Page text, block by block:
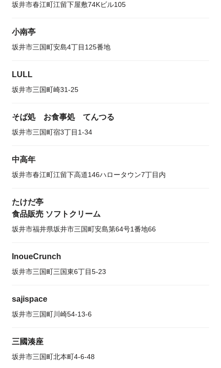
坂井市春江町江留下屋敷74Kビル105
小南亭
坂井市三国町安島4丁目125番地
LULL
坂井市三国町崎31-25
そば処 お食事処 てんつる
坂井市三国町宿3丁目1-34
中高年
坂井市春江町江留下高道146ハロータウン7丁目内
たけだ亭
食品販売 ソフトクリーム
坂井市福井県坂井市三国町安島第64号1番地66
InoueCrunch
坂井市三国町三国東6丁目5-23
sajispace
坂井市三国町川崎54-13-6
三國湊座
坂井市三国町北本町4-6-48